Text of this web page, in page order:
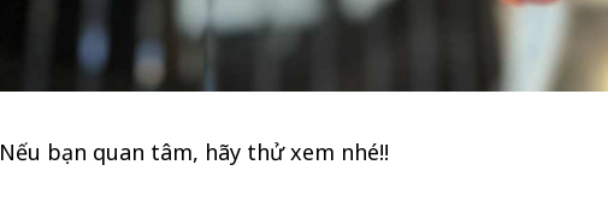
Nếu bạn quan tâm, hãy thử xem nhé!!